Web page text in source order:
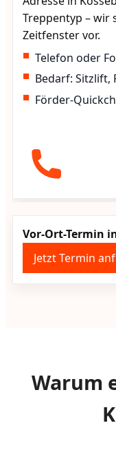
Treppentyp – wir
Zeitfenster vor.
Telefon oder
Bedarf:
Förder-
Vor-Ort-Termin
Jetzt Termin
Warum